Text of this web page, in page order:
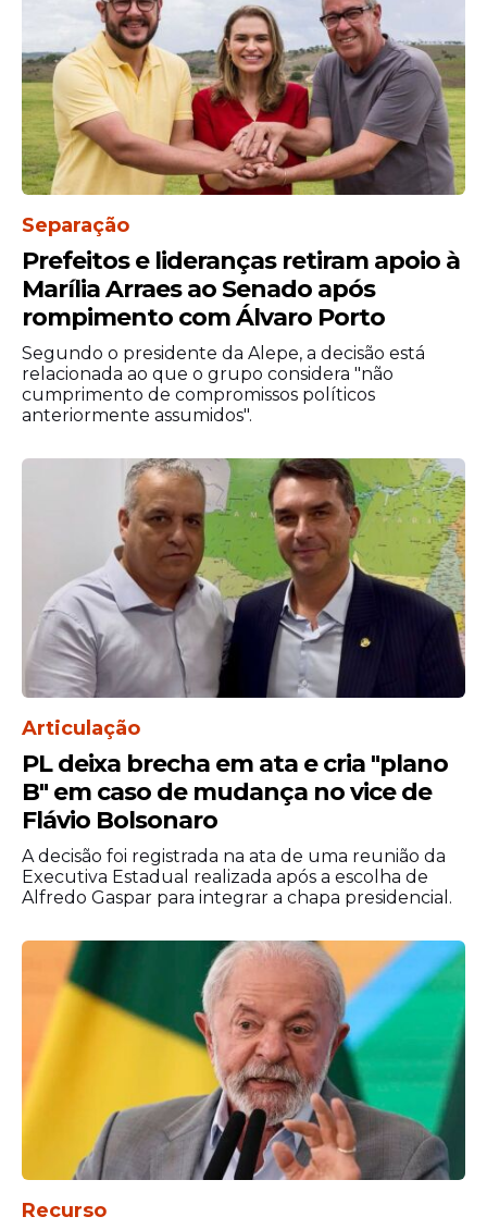
pública, com foco na qualidade do ensino e
na construção de mais oportunidades para
todos”, disse o secretário.
Separação
Prefeitos e lideranças retiram apoio à
Marília Arraes ao Senado após
rompimento com Álvaro Porto
Segundo o presidente da Alepe, a decisão está
relacionada ao que o grupo considera "não
cumprimento de compromissos políticos
anteriormente assumidos".
Articulação
PL deixa brecha em ata e cria "plano
B" em caso de mudança no vice de
Flávio Bolsonaro
A decisão foi registrada na ata de uma reunião da
Executiva Estadual realizada após a escolha de
Alfredo Gaspar para integrar a chapa presidencial.
Recurso